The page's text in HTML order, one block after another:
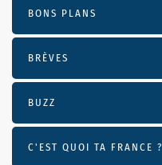
BONS PLANS
BRÈVES
BUZZ
C'EST QUOI TA FRANCE ?